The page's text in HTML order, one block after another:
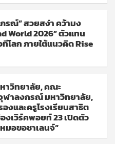
รณ์” สวยสง่า คว้ามง
World 2026” ตัวแทน
โลก ภายใต้แนวคิด Rise
วิทยาลัย, คณะ
าลงกรณ์ มหาวิทยาลัย,
งและครูโรงเรียนสาธิต
งเวิร์คพอยท์ 23 เปิดตัว
มอขอชาเลนจ์”